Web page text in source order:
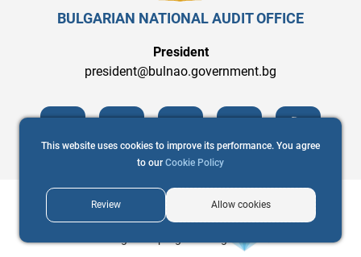
This website uses cookies to improve its performance. You agree
to our Cookie Policy
Review Allow cookies
BULGARIAN NATIONAL AUDIT OFFICE
President
president@bulnao.government.bg
Copyright © 2021 Bulgarian National Audit Office